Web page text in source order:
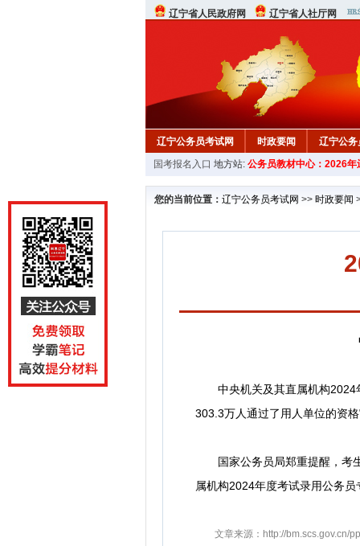
辽宁省人民政府网 辽宁省人社厅网
辽宁公务员考试网 时政要闻 辽宁公务
在线咨询 教材中心
国考报名入口 地方站: 公务员教材中心：2026年
您的当前位置： 辽宁公务员考试网 >> 时政要闻
中央机关及其直属机构2024
303.3万人通过了用人单位的资
国家公务员局郑重提醒，考生
属机构2024年度考试录用公务
文章来源：http://bm.scs.gov.cn/